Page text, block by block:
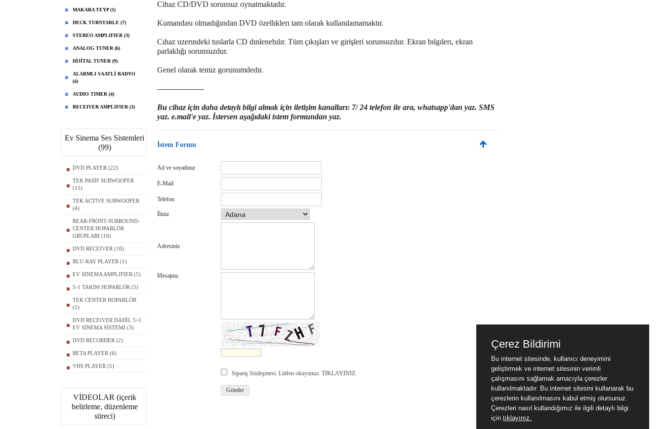
MAKARA TEYP (1)
DECK TURNTABLE (7)
STEREO AMPLIFIER (3)
ANALOG TUNER (6)
DİJİTAL TUNER (9)
ALARMLI SAATLİ RADYO
(4)
AUDIO TIMER (4)
RECEIVER AMPLIFIER (3)
Ev Sinema Ses Sistemleri
(99)
DVD PLAYER (22)
TEK PASİF SUBWOOFER
(15)
TEK ACTİVE SUBWOOFER
(4)
REAR-FRONT-SURROUND-
CENTER HOPARLÖR
GRUPLARI (16)
DVD RECEIVER (10)
BLU-RAY PLAYER (1)
EV SİNEMA AMPLIFIER (5)
5-1 TAKIM HOPARLÖR (5)
TEK CENTER HOPARLÖR
(5)
DVD RECEIVER DAHİL 5+1
EV SİNEMA SİSTEMİ (3)
DVD RECORDER (2)
BETA PLAYER (6)
VHS PLAYER (5)
VİDEOLAR (içerik
belirleme, düzenleme
süreci)
Cihaz CD/DVD sorunsuz oynatmaktadır.
Kumandası olmadığından DVD özellıklerı tam olarak kullanılamamaktır.
Cıhaz uzerındeki tuslarla CD dınlenebılır. Tüm çıkışları ve girişleri sorunsuzdur. Ekran bılgılerı, ekran
parlaklığı sorunsuzdur.
Genel olarak temız gorunumdedır.
-------------------
Bu cihaz için daha detaylı bilgi almak için iletişim kanalları: 7/ 24 telefon ile ara, whatsapp'dan yaz. SMS
yaz. e.mail'e yaz. İstersen aşağıdaki istem formundan yaz.
İstem Formu
Ad ve soyadınız
E-Mail
Telefon
İliniz
Adresiniz
Mesajnız
Sipariş Sözleşmesi. Lütfen okuyunuz. TIKLAYINIZ.
Çerez Bildirimi
Bu internet sitesinde, kullanıcı deneyimini
geliştirmek ve internet sitesinin verimli
çalışmasını sağlamak amacıyla çerezler
kullanılmaktadır. Bu internet sitesini kullanarak bu
çerezlerin kullanılmasını kabul etmiş olursunuz.
Çerezleri nasıl kullandığımız ile ilgili detaylı bilgi
için tıklayınız.